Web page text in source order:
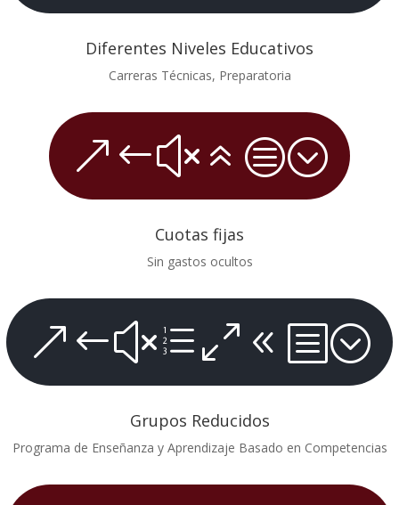
Diferentes Niveles Educativos
Carreras Técnicas, Preparatoria
&#x6c;
Cuotas fijas
Sin gastos ocultos
&#xe08b;
Grupos Reducidos
Programa de Enseñanza y Aprendizaje Basado en Competencias